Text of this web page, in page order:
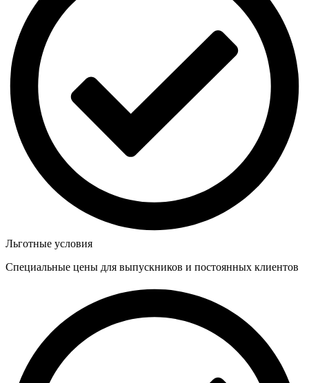
Льготные условия
Специальные цены для выпускников и постоянных клиентов